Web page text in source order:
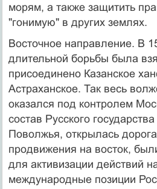
морям, а также защитить
"гонимую" в других землях.
Восточное направление. В
длительной борьбы была
присоединено Казанское
Астраханское. Так весь
оказался под контролем
состав Русского
Поволжья, открылась
продвижения на восток,
для активизации действий
международные позиции